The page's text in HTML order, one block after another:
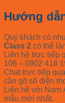
Hướng
Quý khách có
Class 2 có thể
Liên hệ trực tiếp
108 – 0902 418
Chat trực tiếp
cần gõ số điện
Liên hệ với Nam
mẫu mới nhất.